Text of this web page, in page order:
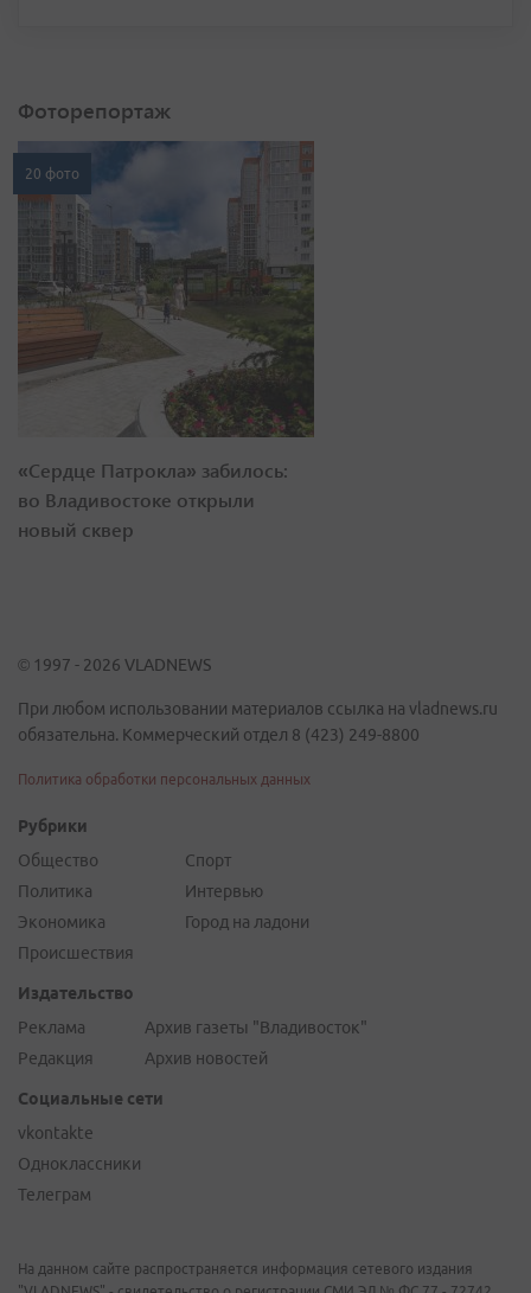
Фоторепортаж
20 фото
«Сердце Патрокла» забилось:
во Владивостоке открыли
новый сквер
© 1997 - 2026 VLADNEWS
При любом использовании материалов ссылка на vladnews.ru
обязательна. Коммерческий отдел 8 (423) 249-8800
Политика обработки персональных данных
Рубрики
Общество
Политика
Экономика
Происшествия
Спорт
Интервью
Город на ладони
Издательство
Реклама
Редакция
Архив газеты "Владивосток"
Архив новостей
Социальные сети
vkontakte
Одноклассники
Телеграм
На данном сайте распространяется информация сетевого издания